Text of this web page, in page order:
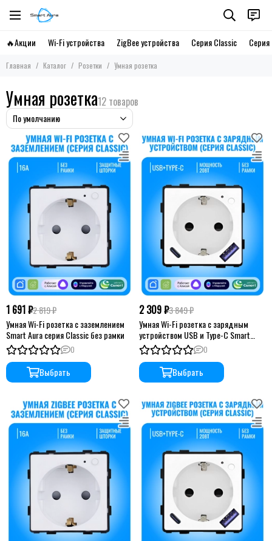
🔥Акции Wi-Fi устройства ZigBee устройства Серия Classic Серия
Главная Каталог Розетки Умная розетка
Умная розетка
1 691 ₽2 819 ₽
Умная Wi-Fi розетка с заземлением
Smart Aura серия Classic без рамки
0
Выбрать
2 309 ₽3 849 ₽
Умная Wi-Fi розетка с зарядным
устройством USB и Type-C Smart
Aura серия Classic без рамки
0
Выбрать